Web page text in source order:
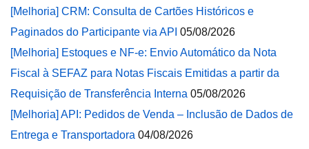
[Melhoria] CRM: Consulta de Cartões Históricos e
Paginados do Participante via API 05/08/2026
[Melhoria] Estoques e NF-e: Envio Automático da Nota
Fiscal à SEFAZ para Notas Fiscais Emitidas a partir da
Requisição de Transferência Interna 05/08/2026
[Melhoria] API: Pedidos de Venda – Inclusão de Dados de
Entrega e Transportadora 04/08/2026